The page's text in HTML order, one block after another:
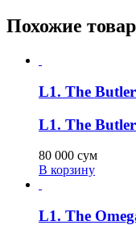
Похожие
L1. The
L1. The
80 000 сум
В корзину
L1. The